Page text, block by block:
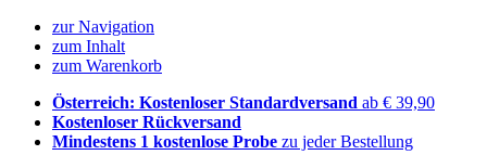
zur Navigation
zum Inhalt
zum Warenkorb
Österreich: Kostenloser Standardversand ab € 39,90
Kostenloser Rückversand
Mindestens 1 kostenlose Probe zu jeder Bestellung